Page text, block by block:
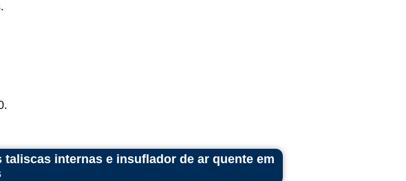
taliscas internas e insuflador de ar quente em